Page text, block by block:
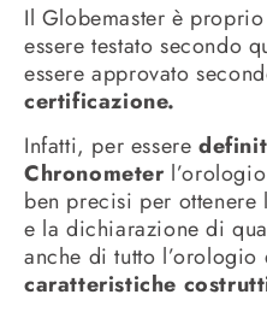
Il Globemaster è
essere testato secondo
essere approvato
certificazione.
Infatti, per essere
Chronometer
ben precisi per
e la dichiarazione di
anche di tutto l’orologio
caratteristiche